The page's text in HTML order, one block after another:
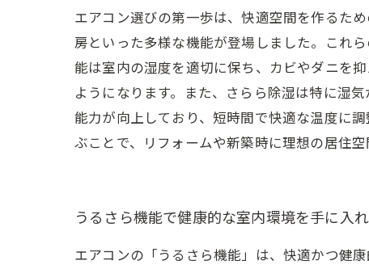
エアコン選びの第一歩は、快適空間を作るた
房といった多様な機能が登場しました。これ
能は室内の湿度を適切に保ち、カビやダニを
ようになります。また、さらら除湿は特に湿
能力が向上しており、短時間で快適な温度に
ぶことで、リフォームや新築時に理想の居住空
うるさら機能で健康的な室内環境を手に入
エアコンの「うるさら機能」は、快適かつ健